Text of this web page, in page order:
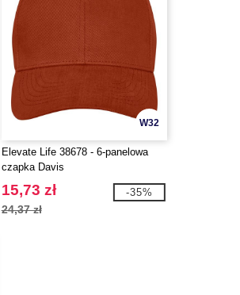
W32
Elevate Life 38678 - 6-panelowa
czapka Davis
15,73 zł
24,37 zł
-35%